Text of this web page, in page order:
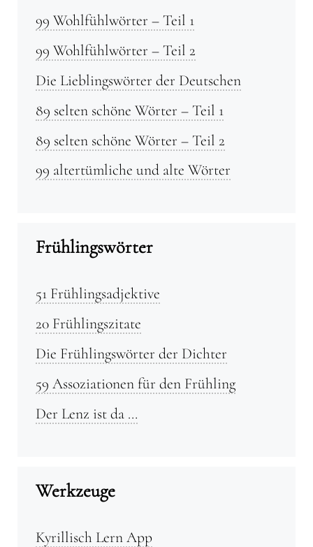
99 Wohlfühlwörter – Teil 1
99 Wohlfühlwörter – Teil 2
Die Lieblingswörter der Deutschen
89 selten schöne Wörter – Teil 1
89 selten schöne Wörter – Teil 2
99 altertümliche und alte Wörter
Frühlingswörter
51 Frühlingsadjektive
20 Frühlingszitate
Die Frühlingswörter der Dichter
59 Assoziationen für den Frühling
Der Lenz ist da …
Werkzeuge
Kyrillisch Lern App